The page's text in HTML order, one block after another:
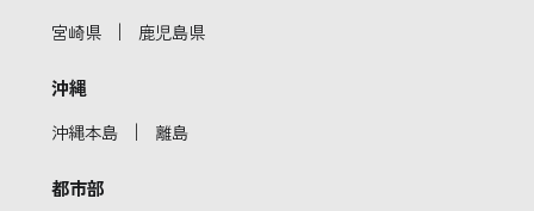
宮崎県 ｜ 鹿児島県
沖縄
沖縄本島 ｜ 離島
都市部